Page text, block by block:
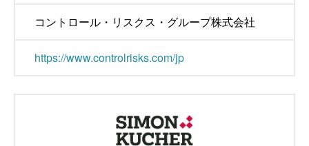
コントロール・リスクス・グループ株式会社
https://www.controlrisks.com/jp